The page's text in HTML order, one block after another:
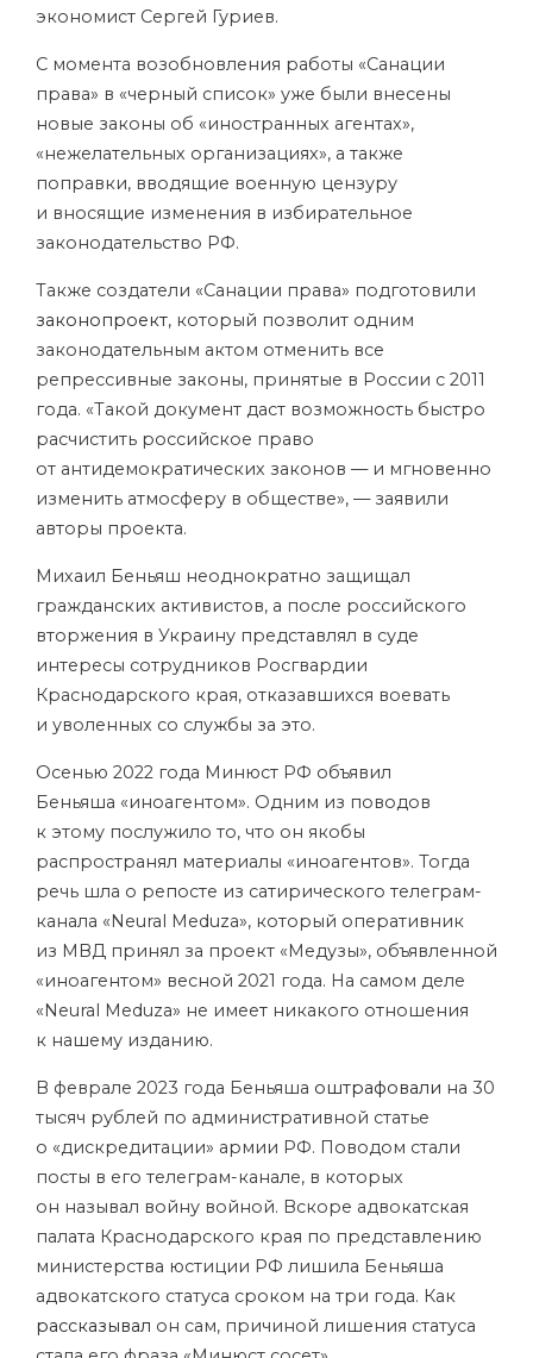
экономист Сергей Гуриев.
С момента возобновления работы «Санации
права» в «черный список» уже были внесены
новые законы об «иностранных агентах»,
«нежелательных организациях», а также
поправки, вводящие военную цензуру
и вносящие изменения в избирательное
законодательство РФ.
Также создатели «Санации права» подготовили
законопроект, который позволит одним
законодательным актом отменить все
репрессивные законы, принятые в России с 2011
года. «Такой документ даст возможность быстро
расчистить российское право
от антидемократических законов — и мгновенно
изменить атмосферу в обществе», — заявили
авторы проекта.
Михаил Беньяш неоднократно защищал
гражданских активистов, а после российского
вторжения в Украину представлял в суде
интересы сотрудников Росгвардии
Краснодарского края, отказавшихся воевать
и уволенных со службы за это.
Осенью 2022 года Минюст РФ объявил
Беньяша «иноагентом». Одним из поводов
к этому послужило то, что он якобы
распространял материалы «иноагентов». Тогда
речь шла о репосте из сатирического телеграм-
канала «Neural Meduza», который оперативник
из МВД принял за проект «Медузы», объявленной
«иноагентом» весной 2021 года. На самом деле
«Neural Meduza» не имеет никакого отношения
к нашему изданию.
В феврале 2023 года Беньяша оштрафовали на 30
тысяч рублей по административной статье
о «дискредитации» армии РФ. Поводом стали
посты в его телеграм-канале, в которых
он называл войну войной. Вскоре адвокатская
палата Краснодарского края по представлению
министерства юстиции РФ лишила Беньяша
адвокатского статуса сроком на три года. Как
рассказывал он сам, причиной лишения статуса